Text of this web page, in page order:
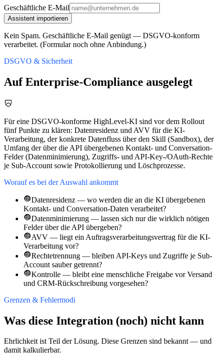
Geschäftliche E-Mail
Assistent importieren
Kein Spam. Geschäftliche E-Mail genügt — DSGVO-konform
verarbeitet. (Formular noch ohne Anbindung.)
DSGVO & Sicherheit
Auf Enterprise-Compliance ausgelegt
Für eine DSGVO-konforme HighLevel-KI sind vor dem Rollout
fünf Punkte zu klären: Datenresidenz und AVV für die KI-
Verarbeitung, der konkrete Datenfluss über den Skill (Sandbox), der
Umfang der über die API übergebenen Kontakt- und Conversation-
Felder (Datenminimierung), Zugriffs- und API-Key-/OAuth-Rechte
je Sub-Account sowie Protokollierung und Löschprozesse.
Worauf es bei der Auswahl ankommt
Datenresidenz — wo werden die an die KI übergebenen
Kontakt- und Conversation-Daten verarbeitet?
Datenminimierung — lassen sich nur die wirklich nötigen
Felder über die API übergeben?
AVV — liegt ein Auftragsverarbeitungsvertrag für die KI-
Verarbeitung vor?
Rechtetrennung — bleiben API-Keys und Zugriffe je Sub-
Account sauber getrennt?
Kontrolle — bleibt eine menschliche Freigabe vor Versand
und CRM-Rückschreibung vorgesehen?
Grenzen & Fehlermodi
Was diese Integration (noch) nicht kann
Ehrlichkeit ist Teil der Lösung. Diese Grenzen sind bekannt — und
damit kalkulierbar.